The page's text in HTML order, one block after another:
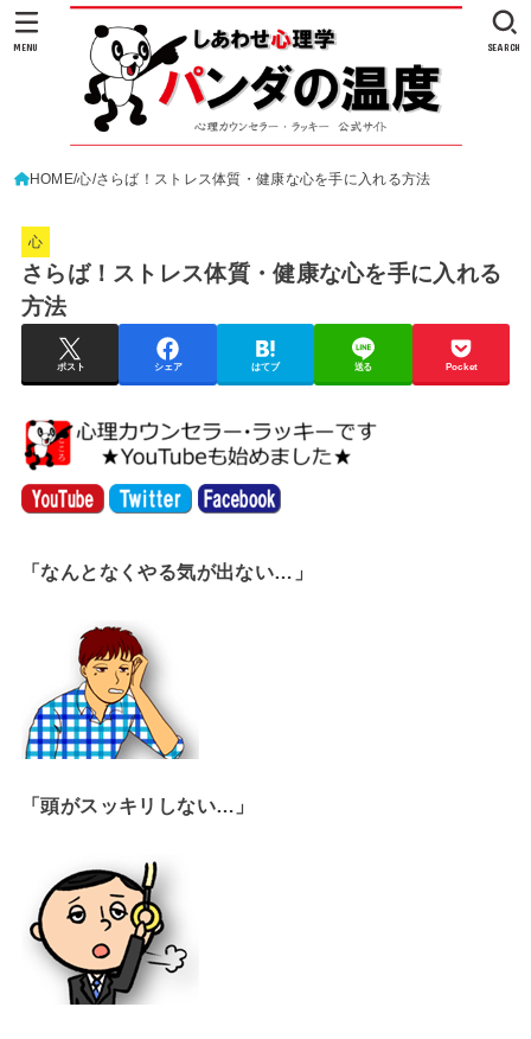
SEARCH
MENU
HOME 心 さらば！ストレス体質・健康な心を手に入れる方法
心
さらば！ストレス体質・健康な心を手に入れる
方法
ポスト シェア はてブ 送る Pocket
「なんとなくやる気が出ない…」
「頭がスッキリしない…」